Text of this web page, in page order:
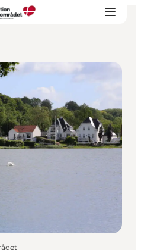
Resort